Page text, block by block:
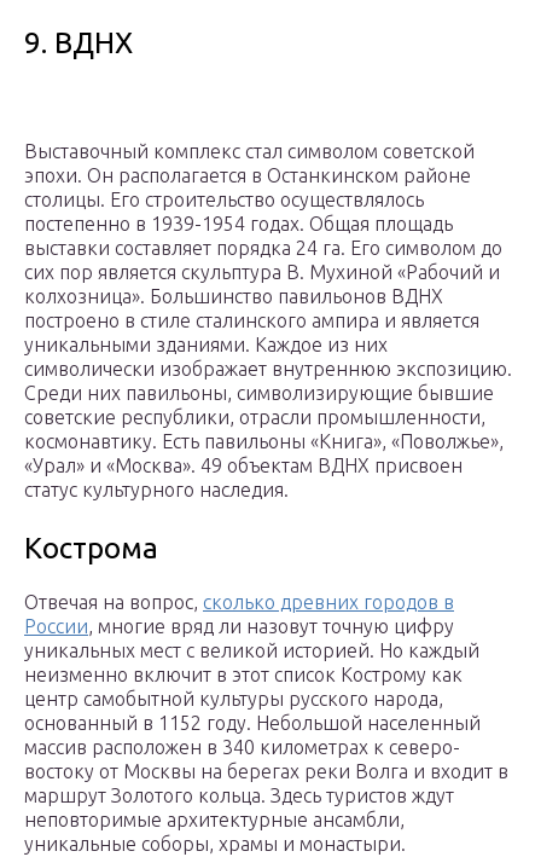
9. ВДНХ
Выставочный комплекс стал символом советской
эпохи. Он располагается в Останкинском районе
столицы. Его строительство осуществлялось
постепенно в 1939-1954 годах. Общая площадь
выставки составляет порядка 24 га. Его символом до
сих пор является скульптура В. Мухиной «Рабочий и
колхозница». Большинство павильонов ВДНХ
построено в стиле сталинского ампира и является
уникальными зданиями. Каждое из них
символически изображает внутреннюю экспозицию.
Среди них павильоны, символизирующие бывшие
советские республики, отрасли промышленности,
космонавтику. Есть павильоны «Книга», «Поволжье»,
«Урал» и «Москва». 49 объектам ВДНХ присвоен
статус культурного наследия.
Кострома
Отвечая на вопрос, сколько древних городов в
России, многие вряд ли назовут точную цифру
уникальных мест с великой историей. Но каждый
неизменно включит в этот список Кострому как
центр самобытной культуры русского народа,
основанный в 1152 году. Небольшой населенный
массив расположен в 340 километрах к северо-
востоку от Москвы на берегах реки Волга и входит в
маршрут Золотого кольца. Здесь туристов ждут
неповторимые архитектурные ансамбли,
уникальные соборы, храмы и монастыри.